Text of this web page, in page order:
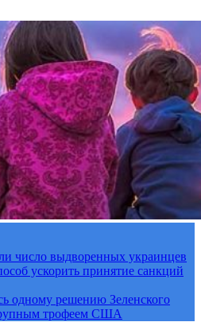
число выдворенных украинцев
ускорить принятие санкций
одному решению Зеленского
трофеем США